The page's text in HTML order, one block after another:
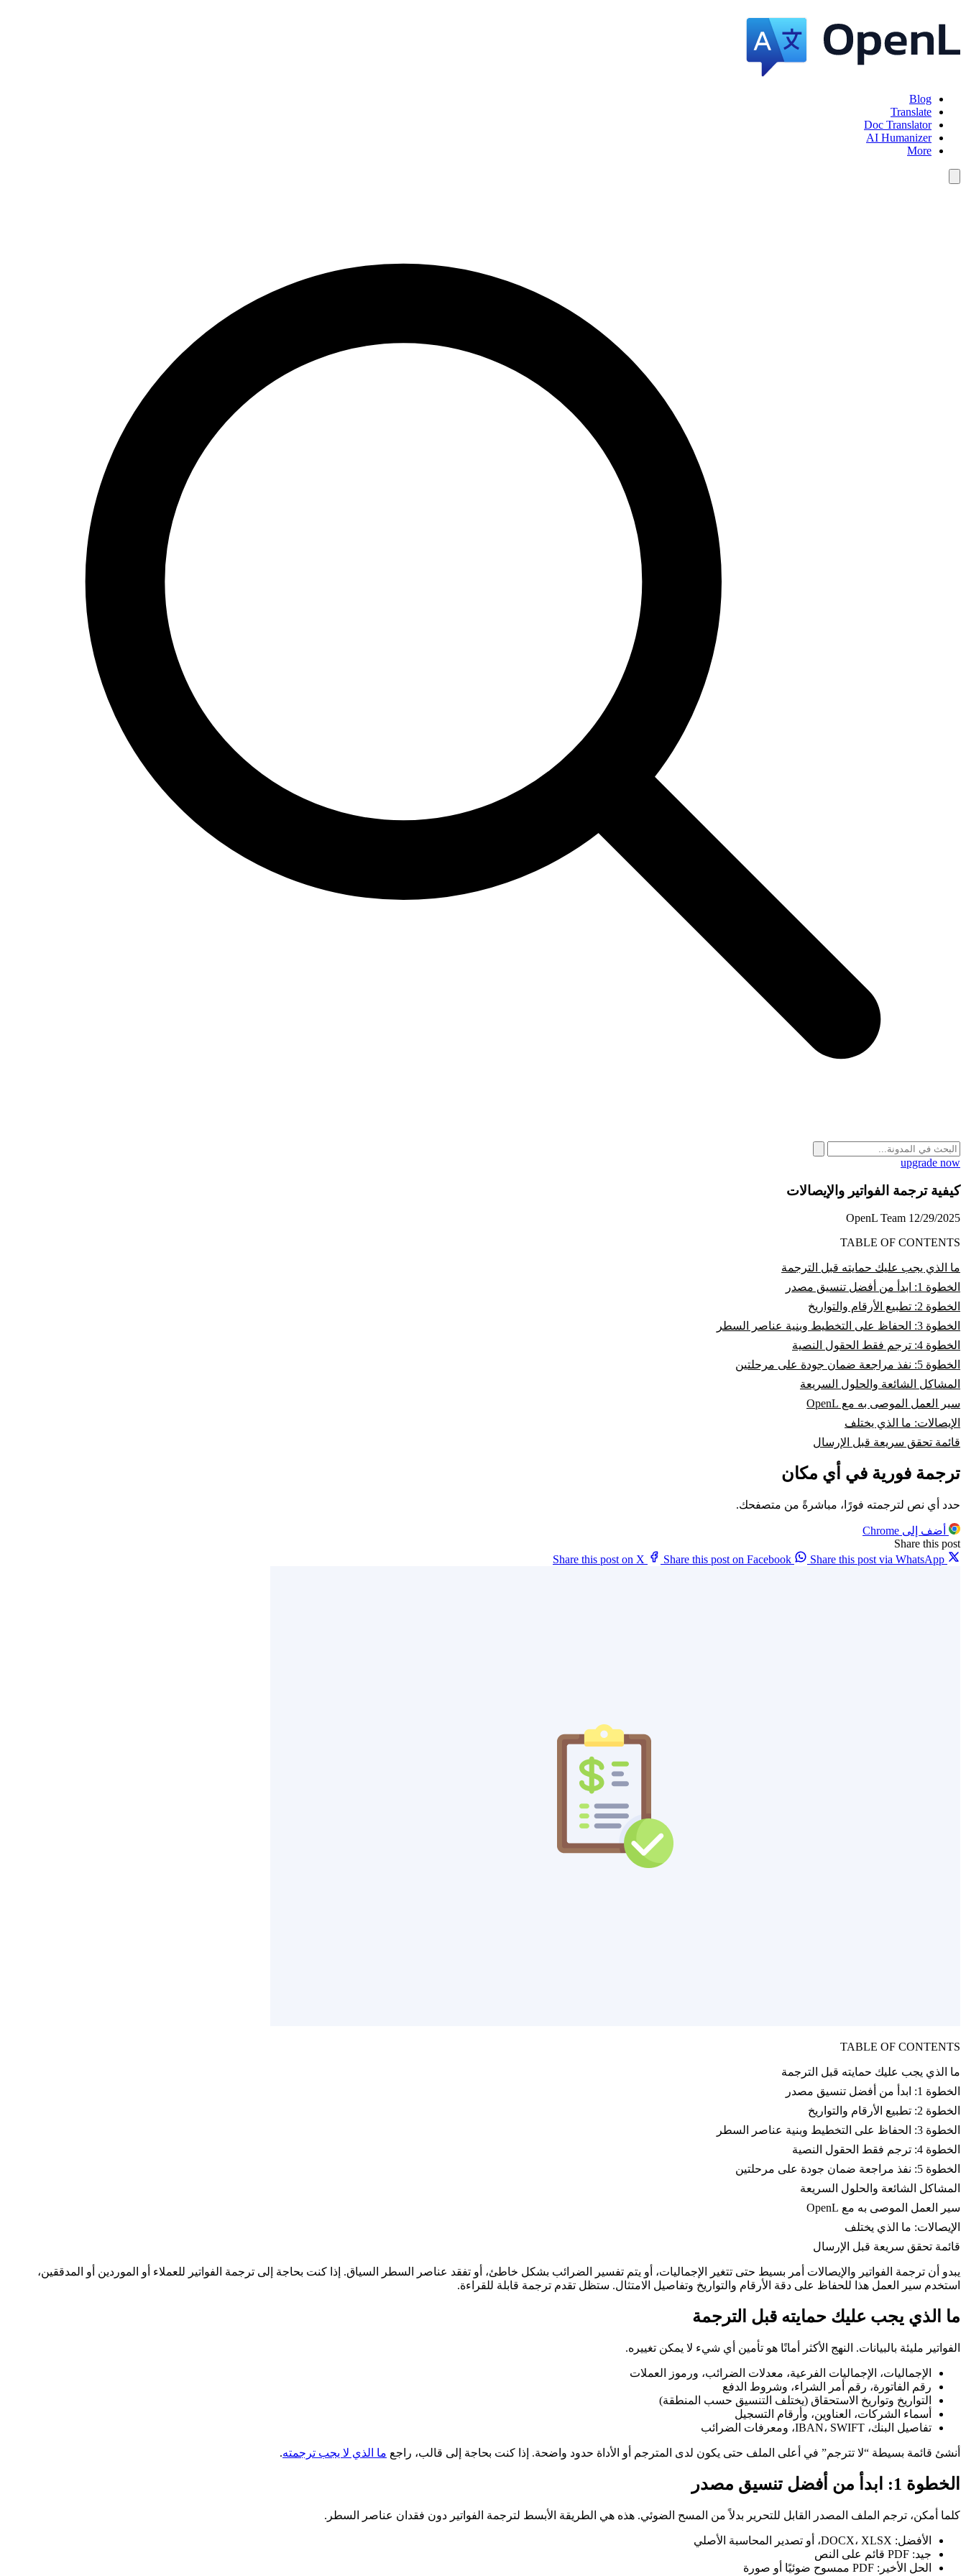
Blog
Translate
Doc Translator
AI Humanizer
More
upgrade now
كيفية ترجمة الفواتير والإيصالات
OpenL Team 12/29/2025
TABLE OF CONTENTS
ما الذي يجب عليك حمايته قبل الترجمة
الخطوة 1: ابدأ من أفضل تنسيق مصدر
الخطوة 2: تطبيع الأرقام والتواريخ
الخطوة 3: الحفاظ على التخطيط وبنية عناصر السطر
الخطوة 4: ترجم فقط الحقول النصية
الخطوة 5: نفذ مراجعة ضمان جودة على مرحلتين
المشاكل الشائعة والحلول السريعة
سير العمل الموصى به مع OpenL
الإيصالات: ما الذي يختلف
قائمة تحقق سريعة قبل الإرسال
ترجمة فورية في أي مكان
حدد أي نص لترجمته فورًا، مباشرةً من متصفحك.
أضف إلى Chrome
Share this post
Share this post on X
Share this post on Facebook Share this post via WhatsApp
TABLE OF CONTENTS
ما الذي يجب عليك حمايته قبل الترجمة
الخطوة 1: ابدأ من أفضل تنسيق مصدر
الخطوة 2: تطبيع الأرقام والتواريخ
الخطوة 3: الحفاظ على التخطيط وبنية عناصر السطر
الخطوة 4: ترجم فقط الحقول النصية
الخطوة 5: نفذ مراجعة ضمان جودة على مرحلتين
المشاكل الشائعة والحلول السريعة
سير العمل الموصى به مع OpenL
الإيصالات: ما الذي يختلف
قائمة تحقق سريعة قبل الإرسال
يبدو أن ترجمة الفواتير والإيصالات أمر بسيط حتى تتغير الإجماليات، أو يتم تفسير الضرائب بشكل خاطئ، أو تفقد عناصر السطر السياق. إذا كنت بحاجة إلى ترجمة الفواتير للعملاء أو الموردين أو المدققين،
استخدم سير العمل هذا للحفاظ على دقة الأرقام والتواريخ وتفاصيل الامتثال. ستظل تقدم ترجمة قابلة للقراءة.
ما الذي يجب عليك حمايته قبل الترجمة
الفواتير مليئة بالبيانات. النهج الأكثر أمانًا هو تأمين أي شيء لا يمكن تغييره.
الإجماليات، الإجماليات الفرعية، معدلات الضرائب، ورموز العملات
رقم الفاتورة، رقم أمر الشراء، وشروط الدفع
التواريخ وتواريخ الاستحقاق (يختلف التنسيق حسب المنطقة)
أسماء الشركات، العناوين، وأرقام التسجيل
تفاصيل البنك، IBAN، SWIFT، ومعرفات الضرائب
أنشئ قائمة بسيطة “لا تترجم” في أعلى الملف حتى يكون لدى المترجم أو الأداة حدود واضحة. إذا كنت بحاجة إلى قالب، راجع ما الذي لا يجب ترجمته.
الخطوة 1: ابدأ من أفضل تنسيق مصدر
كلما أمكن، ترجم الملف المصدر القابل للتحرير بدلاً من المسح الضوئي. هذه هي الطريقة الأبسط لترجمة الفواتير دون فقدان عناصر السطر.
الأفضل: DOCX، XLSX، أو تصدير المحاسبة الأصلي
جيد: PDF قائم على النص
الحل الأخير: PDF ممسوح ضوئيًا أو صورة